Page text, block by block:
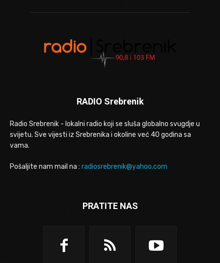
RADIO Srebrenik
Radio Srebrenik - lokalni radio koji se sluša globalno svugdje u
svijetu. Sve vijesti iz Srebrenika i okoline već 40 godina sa
vama.
Pošaljite nam mail na : radiosrebrenik@yahoo.com
PRATITE NAS